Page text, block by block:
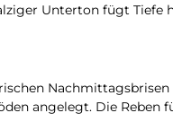
Unterton fügt Tiefe
angelegt. Die Reben